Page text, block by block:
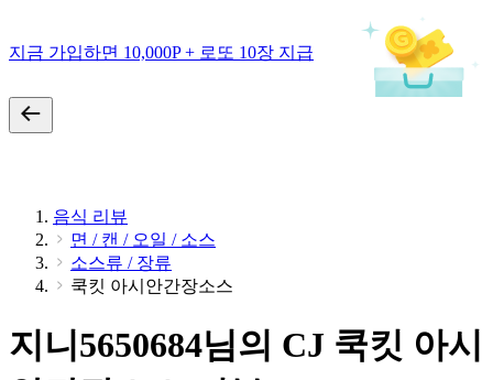
지금 가입하면 10,000P + 로또 10장 지급
음식 리뷰
면 / 캔 / 오일 / 소스
소스류 / 장류
쿡킷 아시안간장소스
지니5650684님의 CJ 쿡킷 아시